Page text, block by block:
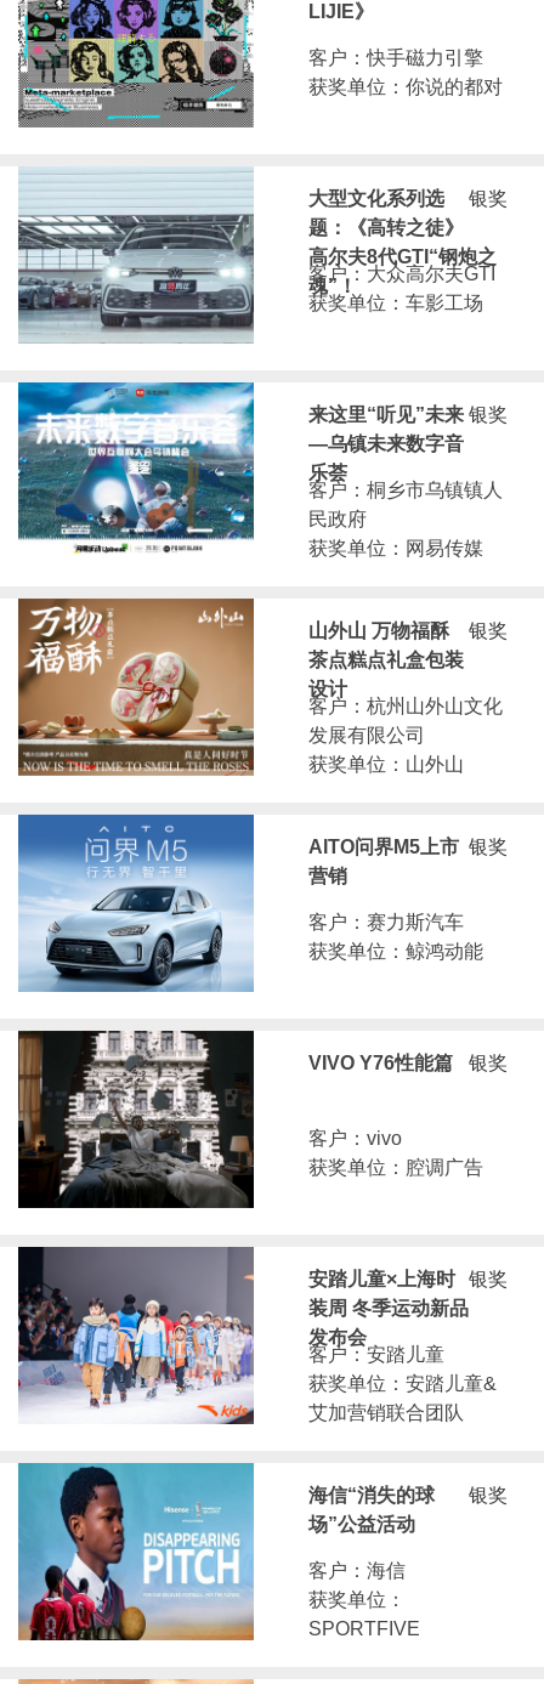
LIJIE》
客户：快手磁力引擎
获奖单位：你说的都对
银奖
大型文化系列选
题：《高转之徒》
高尔夫8代GTI“钢炮之
魂”！
客户：大众高尔夫GTI
获奖单位：车影工场
银奖
来这里“听见”未来
—乌镇未来数字音
乐荟
客户：桐乡市乌镇镇人
民政府
获奖单位：网易传媒
银奖
山外山 万物福酥
茶点糕点礼盒包装
设计
客户：杭州山外山文化
发展有限公司
获奖单位：山外山
银奖
AITO问界M5上市
营销
客户：赛力斯汽车
获奖单位：鲸鸿动能
银奖
VIVO Y76性能篇
客户：vivo
获奖单位：腔调广告
银奖
安踏儿童×上海时
装周 冬季运动新品
发布会
客户：安踏儿童
获奖单位：安踏儿童&
艾加营销联合团队
银奖
海信“消失的球
场”公益活动
客户：海信
获奖单位：
SPORTFIVE